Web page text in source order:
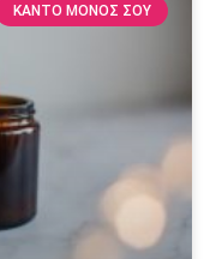
ΚΆΝΤΟ ΜΌΝΟΣ ΣΟΥ